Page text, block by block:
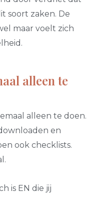
soort zaken. De
maar voelt zich
alleen te
alleen te doen.
en
ook checklists.
is EN die jij